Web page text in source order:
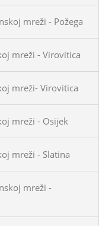
mreži - Požega
mreži - Virovitica
mreži- Virovitica
mreži - Osijek
mreži - Slatina
mreži -